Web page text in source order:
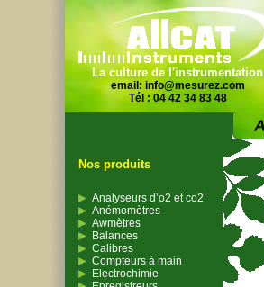
La culture de l'instrumentation
email: info@mesurez.com
Tél : 04 42 34 83 48
Nos produits
Analyseurs d’o2 et co2
Anémomètres
Awmètres
Balances
Calibres
Compteurs à main
Electrochimie